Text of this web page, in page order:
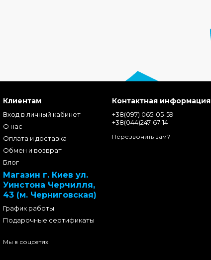
Клиентам
Вход в личный кабинет
О нас
Оплата и доставка
Обмен и возврат
Блог
Магазин г. Киев ул.
Уинстона Черчилля,
43 (м. Черниговская)
График работы
Подарочные сертификаты
Мы в соцсетях
Контактная информация
+38(097) 065-05-59
+38(044)247-67-14
Перезвонить вам?